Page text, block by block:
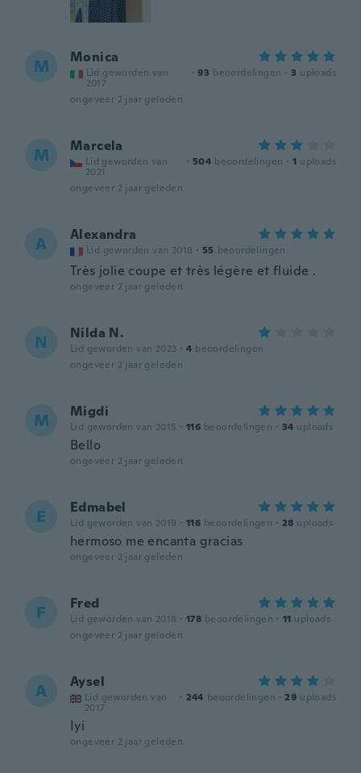
M Monica
Lid geworden van
2017
· 93 beoordelingen · 3 uploads
ongeveer 2 jaar geleden
M Marcela
Lid geworden van
2021
· 504 beoordelingen · 1 uploads
ongeveer 2 jaar geleden
A Alexandra
Lid geworden van 2018 · 55 beoordelingen
Très jolie coupe et très légère et fluide .
ongeveer 2 jaar geleden
N Nilda N.
Lid geworden van 2023 · 4 beoordelingen
ongeveer 2 jaar geleden
M Migdi
Lid geworden van 2015 · 116 beoordelingen · 34 uploads
Bello
ongeveer 2 jaar geleden
E Edmabel
Lid geworden van 2019 · 116 beoordelingen · 28 uploads
hermoso me encanta gracias
ongeveer 2 jaar geleden
F Fred
Lid geworden van 2018 · 178 beoordelingen · 11 uploads
ongeveer 2 jaar geleden
A Aysel
Lid geworden van
2017
· 244 beoordelingen · 29 uploads
Iyi
ongeveer 2 jaar geleden